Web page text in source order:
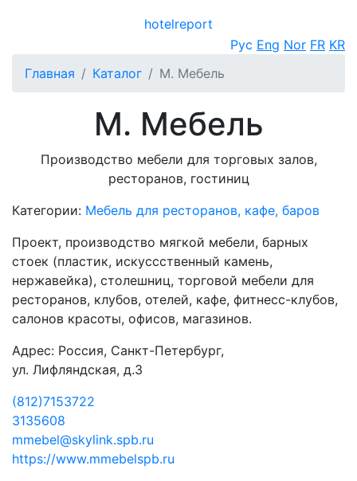
hotelreport
Рус Eng Nor FR KR
Главная
Каталог М. Мебель
М. Мебель
Производство мебели для торговых залов,
ресторанов, гостиниц
Категории: Мебель для ресторанов, кафе, баров
Проект, производство мягкой мебели, барных
стоек (пластик, искуссственный камень,
нержавейка), столешниц, торговой мебели для
ресторанов, клубов, отелей, кафе, фитнесс-клубов,
салонов красоты, офисов, магазинов.
Адрес: Россия, Санкт-Петербург,
ул. Лифляндская, д.3
(812)7153722
3135608
mmebel@skylink.spb.ru
https://www.mmebelspb.ru